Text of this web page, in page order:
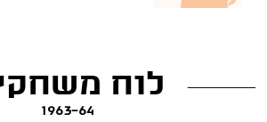
לוח
1963-64